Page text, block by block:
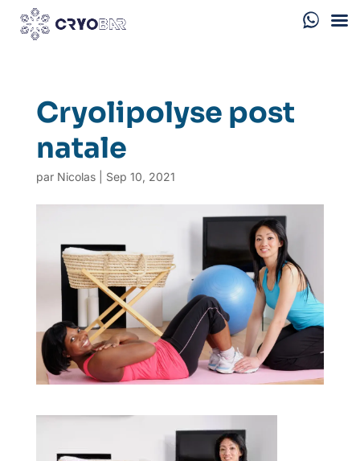
Cryolipolyse post
natale
par Nicolas| Sep 10, 2021